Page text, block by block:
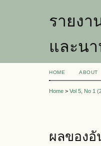
รายง
และน
HOME ABOUT
Home > Vol 5, No 1
ผลของ